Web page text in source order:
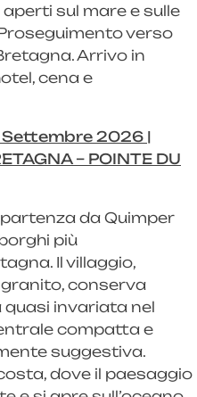
sul mare e sulle
verso
Arrivo in
cena e
Settembre 2026 |
– POINTE DU
da Quimper
più
Il villaggio,
conserva
quasi invariata nel
compatta e
suggestiva.
dove il paesaggio